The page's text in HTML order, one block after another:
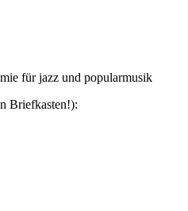
für jazz und popularmusik
Briefkasten!):